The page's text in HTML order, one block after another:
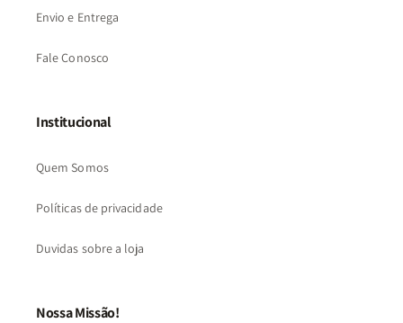
Envio e Entrega
Fale Conosco
Institucional
Quem Somos
Políticas de privacidade
Duvidas sobre a loja
Nossa Missão!